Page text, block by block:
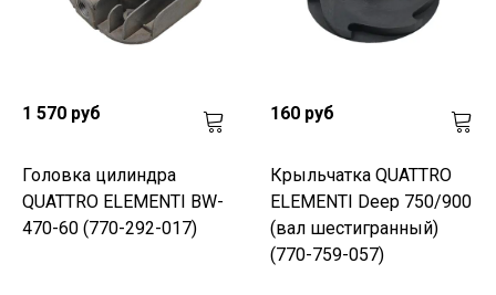
1 570 руб
Головка цилиндра
QUATTRO ELEMENTI BW-
470-60 (770-292-017)
160 руб
Крыльчатка QUATTRO
ELEMENTI Deep 750/900
(вал шестигранный)
(770-759-057)